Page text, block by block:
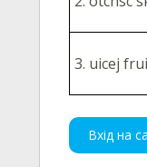
3. uicej
Вхід на